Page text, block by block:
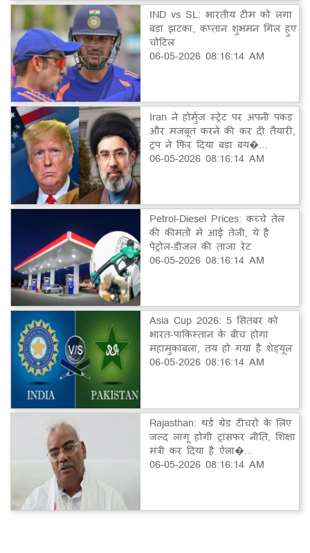
IND vs SL: भारतीय टीम को लगा
बड़ा झटका, कप्तान शुभमन गिल हुए
चोटिल
06-05-2026 08:16:14 AM
Iran ने होर्मुज स्ट्रेट पर अपनी पकड़
और मजबूत करने की कर दी तैयारी,
ट्रंप ने फिर दिया बड़ा बय�...
06-05-2026 08:16:14 AM
Petrol-Diesel Prices: कच्चे तेल
की कीमतों में आई तेजी, ये है
पेट्रोल-डीजल की ताजा रेट
06-05-2026 08:16:14 AM
Asia Cup 2026: 5 सितंबर को
भारत-पाकिस्तान के बीच होगा
महामुकाबला, तय हो गया है शेड्यूल
06-05-2026 08:16:14 AM
Rajasthan: थर्ड ग्रेड टीचरों के लिए
जल्द लागू होगी ट्रांसफर नीति, शिक्षा
मंत्री कर दिया है ऐला�...
06-05-2026 08:16:14 AM